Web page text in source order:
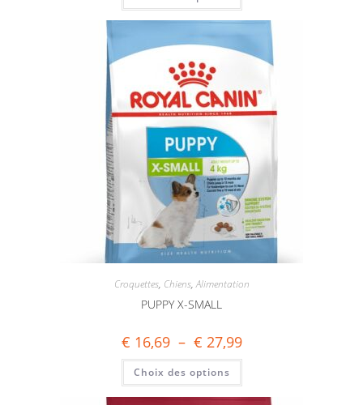
Croquettes, Chiens,Alimentation
PUPPY X-SMALL
€ 16,69 – € 27,99
Choix des options